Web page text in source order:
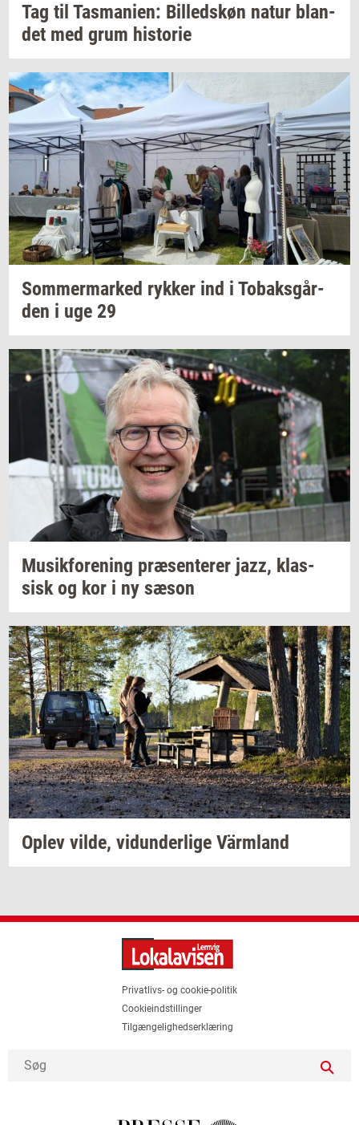
Tag til Tas­ma­ni­en: Bil­leds­køn natur blan­
det med grum hi­sto­rie
Som­mer­mar­ked ryk­ker ind i To­baks­går­
den i uge 29
Mu­sik­for­e­ning præ­sen­te­rer jazz, klas­
siskog kor i ny sæson
Oplev vilde, vi­dun­der­li­ge Värmland
Privatlivs- og cookie-politik
Cookieindstillinger
Tilgængelighedserklæring